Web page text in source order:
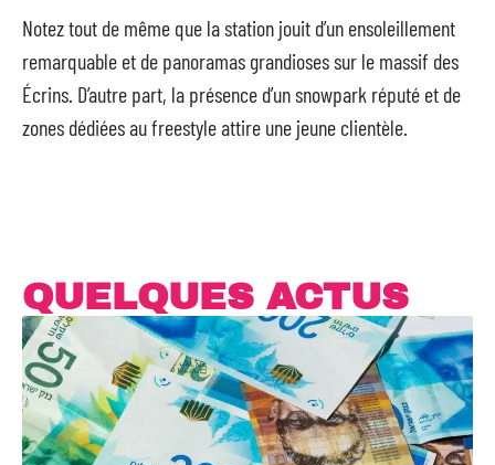
Notez tout de même que la station jouit d’un ensoleillement
remarquable et de panoramas grandioses sur le massif des
Écrins. D’autre part, la présence d’un snowpark réputé et de
zones dédiées au freestyle attire une jeune clientèle.
QUELQUES ACTUS